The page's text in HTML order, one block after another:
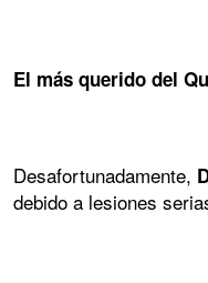
El más querido del
Desafortunadamente,
debido a lesiones